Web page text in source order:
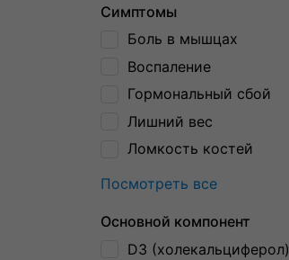
Симптомы
Боль в мышцах
Воспаление
Гормональный сбой
Лишний вес
Ломкость костей
Посмотреть все
Основной компонент
D3 (холекальциферол)